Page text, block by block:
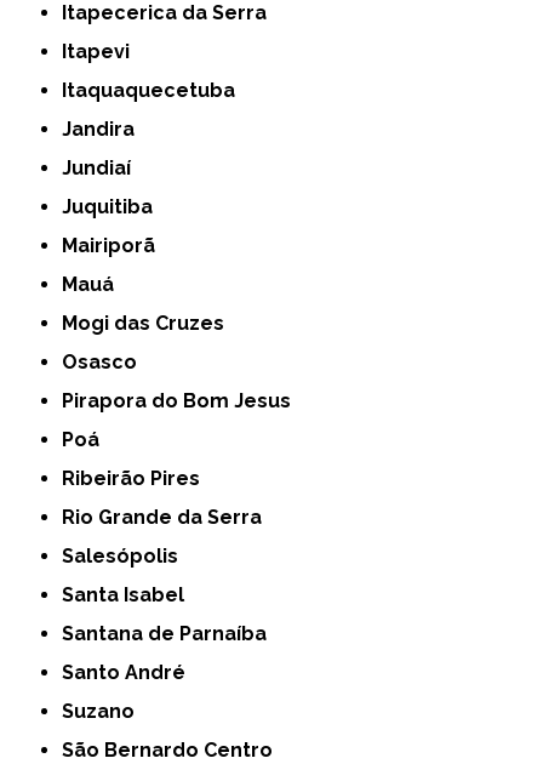
Itapecerica da Serra
Itapevi
Itaquaquecetuba
Jandira
Jundiaí
Juquitiba
Mairiporã
Mauá
Mogi das Cruzes
Osasco
Pirapora do Bom Jesus
Poá
Ribeirão Pires
Rio Grande da Serra
Salesópolis
Santa Isabel
Santana de Parnaíba
Santo André
Suzano
São Bernardo Centro